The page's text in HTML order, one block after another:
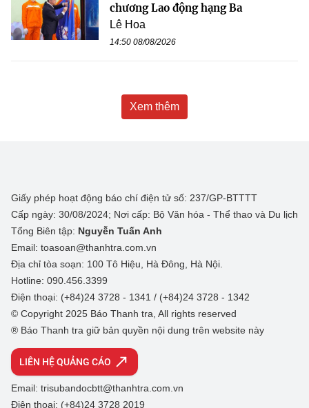
chương Lao động hạng Ba
Lê Hoa
14:50 08/08/2026
Xem thêm
Giấy phép hoạt động báo chí điện tử số: 237/GP-BTTTT
Cấp ngày: 30/08/2024; Nơi cấp: Bộ Văn hóa - Thể thao và Du lịch
Tổng Biên tập: Nguyễn Tuấn Anh
Email: toasoan@thanhtra.com.vn
Địa chỉ tòa soạn: 100 Tô Hiệu, Hà Đông, Hà Nội.
Hotline: 090.456.3399
Điện thoại: (+84)24 3728 - 1341 / (+84)24 3728 - 1342
© Copyright 2025 Báo Thanh tra, All rights reserved
® Báo Thanh tra giữ bản quyền nội dung trên website này
LIÊN HỆ QUẢNG CÁO
Email: trisubandocbtt@thanhtra.com.vn
Điện thoại: (+84)24 3728 2019